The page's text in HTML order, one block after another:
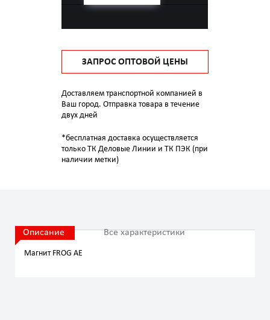
ЗАПРОС ОПТОВОЙ ЦЕНЫ
Доставляем транспортной компанией в
Ваш город. Отправка товара в течение
двух дней
*бесплатная доставка осуществляется
только ТК Деловые Линии и ТК ПЭК (при
наличии метки)
Описание Все характеристики
Магнит FROG AE